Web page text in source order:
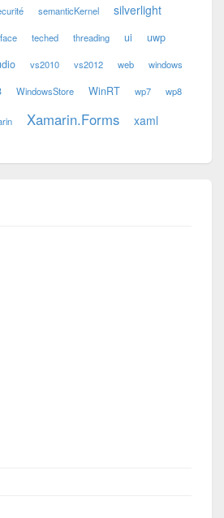
semanticKernel silverlight
teched threading ui uwp
vs2010 vs2012 web windows
WindowsStore WinRT wp7 wp8
Xamarin.Forms xaml